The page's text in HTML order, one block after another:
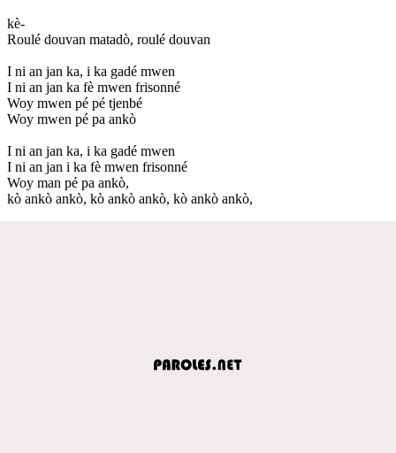
kè-
Roulé douvan matadò, roulé douvan
I ni an jan ka, i ka gadé mwen
I ni an jan ka fè mwen frisonné
Woy mwen pé pé tjenbé
Woy mwen pé pa ankò
I ni an jan ka, i ka gadé mwen
I ni an jan i ka fè mwen frisonné
Woy man pé pa ankò,
kò ankò ankò, kò ankò ankò, kò ankò ankò,